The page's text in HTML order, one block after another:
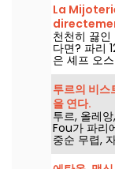
La
로 코코트에
천천히 끓
다면? 파리
은 셰프 오
끓이는 요리
바로 내놓는
투르의 비
을 연다.
투르, 올레
Fou가 파리
중순 무렵,
명한 이 비
문을 엽니다.